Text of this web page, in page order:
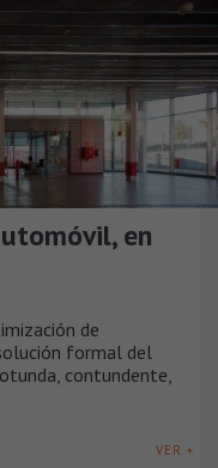
en
de
formal del
contundente,
VER +